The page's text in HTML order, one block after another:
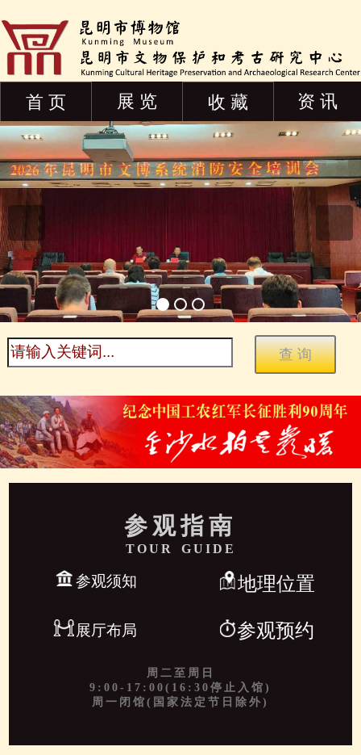
首 页 展 览 收 藏 资 讯
参观指南
TOUR GUIDE
参观须知 地理位置
展厅布局 参观预约
周二至周日
9:00-17:00(16:30停止入馆)
周一闭馆(国家法定节日除外)